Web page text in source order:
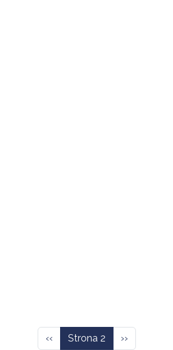
Poprzednia strona
‹‹ Strona 2 Następna
››